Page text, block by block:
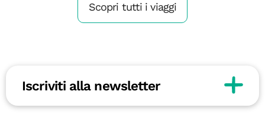
Scopri tutti i viaggi
Iscriviti alla newsletter